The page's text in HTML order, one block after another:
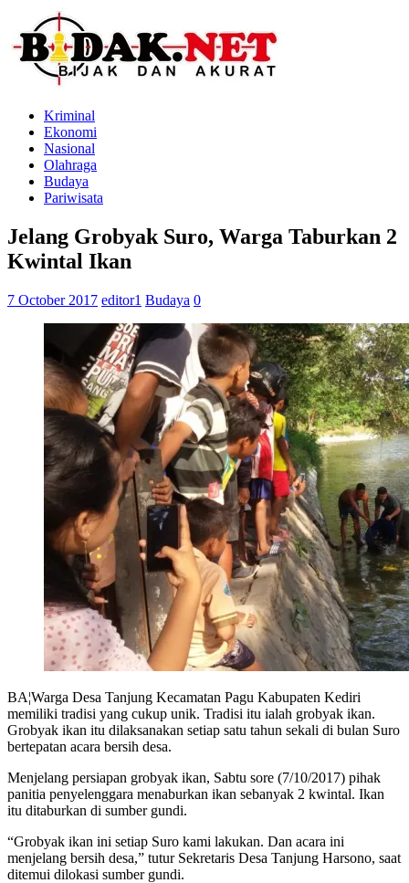
Kriminal
Ekonomi
Nasional
Olahraga
Budaya
Pariwisata
Jelang Grobyak Suro, Warga Taburkan 2
Kwintal Ikan
7 October 2017 editor1 Budaya 0
BA¦Warga Desa Tanjung Kecamatan Pagu Kabupaten Kediri
memiliki tradisi yang cukup unik. Tradisi itu ialah grobyak ikan.
Grobyak ikan itu dilaksanakan setiap satu tahun sekali di bulan Suro
bertepatan acara bersih desa.
Menjelang persiapan grobyak ikan, Sabtu sore (7/10/2017) pihak
panitia penyelenggara menaburkan ikan sebanyak 2 kwintal. Ikan
itu ditaburkan di sumber gundi.
“Grobyak ikan ini setiap Suro kami lakukan. Dan acara ini
menjelang bersih desa,” tutur Sekretaris Desa Tanjung Harsono, saat
ditemui dilokasi sumber gundi.